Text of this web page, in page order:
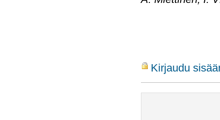
Kirjaudu